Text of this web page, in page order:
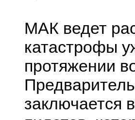
МАК ведет
катастрофы
протяжении
заключается